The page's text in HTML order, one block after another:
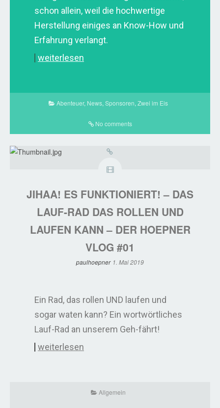
schon allein, weil die hochwertige
Herstellung einiges an Know-How und
Erfahrung verlangt.
weiterlesen
Abenteuer, News, Sponsoren, Zwei im Eis
No comments
JIHAA! ES FUNKTIONIERT! – DAS
LAUF-RAD DAS ROLLEN UND
LAUFEN KANN – DER HOEPNER
VLOG #01
paulhoepner 1. Mai 2019
Ein Rad, das rollen UND laufen und
sogar waten kann? Ein wortwörtliches
Lauf-Rad an unserem Geh-fährt!
weiterlesen
Allgemein